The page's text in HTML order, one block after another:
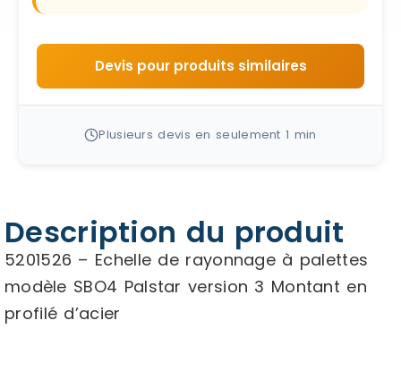
Devis pour produits similaires
Plusieurs devis en seulement 1 min
Description du produit
5201526 – Echelle de rayonnage à palettes
modèle SBO4 Palstar version 3 Montant en
profilé d’acier